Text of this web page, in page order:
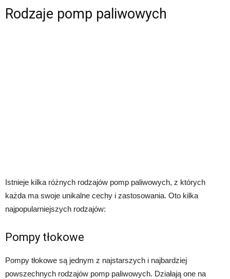
Rodzaje pomp paliwowych
Istnieje kilka różnych rodzajów pomp paliwowych, z których
każda ma swoje unikalne cechy i zastosowania. Oto kilka
najpopularniejszych rodzajów:
Pompy tłokowe
Pompy tłokowe są jednym z najstarszych i najbardziej
powszechnych rodzajów pomp paliwowych. Działają one na